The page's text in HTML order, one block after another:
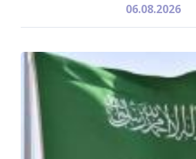
06.08.2026